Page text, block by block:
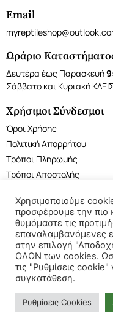
Email
Ωράριο
Δευτέρα έως Παρασκευή
Σάββατο και Κυριακή
Χρήσιμοι Σύνδεσμοι
Όροι Χρήσης
Πολιτική Απορρήτου
Τρόποι Πληρωμής
Τρόποι Αποστολής
©2022 My Reptile Shop.
Χρησιμοποιούμε
προσφέρουμε την πιο
θυμόμαστε τις
επαναλαμβανόμενες
στην επιλογή
ΟΛΩΝ των cookies.
τις "Ρυθμίσεις
συγκατάθεση.
Ρυθμίσεις Cookies